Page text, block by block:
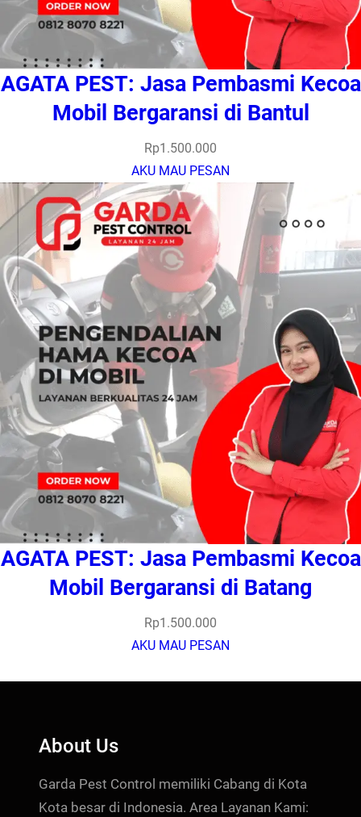
AGATA PEST: Jasa Pembasmi Kecoa
Mobil Bergaransi di Bantul
Rp1.500.000
AKU MAU PESAN
AGATA PEST: Jasa Pembasmi Kecoa
Mobil Bergaransi di Batang
Rp1.500.000
AKU MAU PESAN
About Us
Garda Pest Control memiliki Cabang di Kota
Kota besar di Indonesia. Area Layanan Kami: